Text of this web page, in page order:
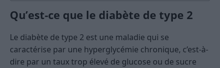
Qu’est-ce que le diabète de type 2
Le diabète de type 2 est une maladie qui se
caractérise par une hyperglycémie chronique, c’est-à-
dire par un taux trop élevé de glucose ou de sucre